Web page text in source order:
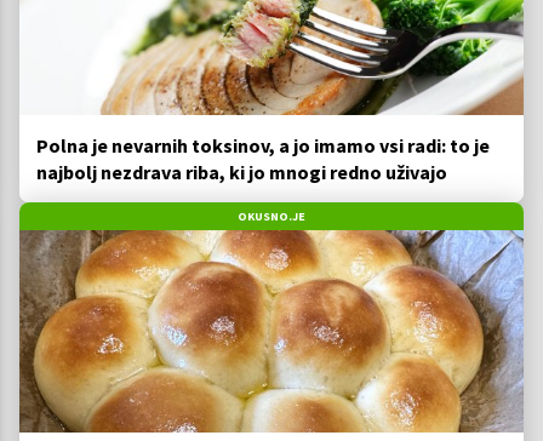
Polna je nevarnih toksinov, a jo imamo vsi radi: to je
najbolj nezdrava riba, ki jo mnogi redno uživajo
OKUSNO.JE